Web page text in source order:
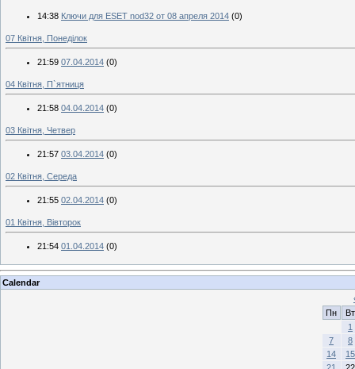
14:38 Ключи для ESET nod32 от 08 апреля 2014 (0)
07 Квітня, Понеділок
21:59 07.04.2014 (0)
04 Квітня, П`ятниця
21:58 04.04.2014 (0)
03 Квітня, Четвер
21:57 03.04.2014 (0)
02 Квітня, Середа
21:55 02.04.2014 (0)
01 Квітня, Вівторок
21:54 01.04.2014 (0)
Calendar
Пн
Вт
1
7
8
14
15